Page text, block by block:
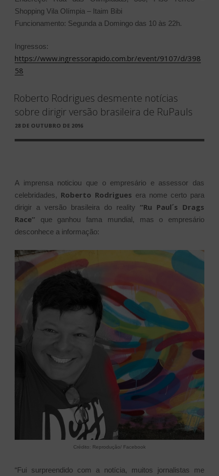
Shopping Vila Olímpia – Itaim Bibi
Funcionamento: Segunda a Domingo das 10 às 22h.
Ingressos:
https://www.ingressorapido.com.br/event/9107/d/398
58
Roberto Rodrigues desmente notícias
sobre dirigir versão brasileira de RuPauls
PUBLICADO
28 DE OUTUBRO DE 2016
A imprensa noticiou que o empresário e assessor das
celebridades, Roberto Rodrigues era nome certo para
dirigir a versão brasileira do reality “Ru Paul´s Drags
Race” que ganhou fama mundial, mas o empresário
desconhece a informação:
Crédito: Reprodução/ Facebook
“Fui surpreendido com a notícia, muitos jornalistas me